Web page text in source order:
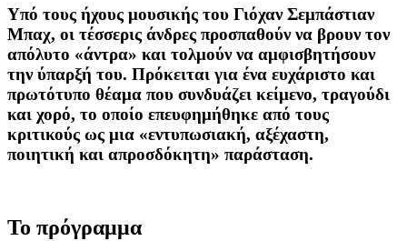
Υπό τους ήχους μουσικής του Γιόχαν Σεμπάστιαν
Μπαχ, οι τέσσερις άνδρες προσπαθούν να βρουν τον
απόλυτο «άντρα» και τολμούν να αμφισβητήσουν
την ύπαρξή του. Πρόκειται για ένα ευχάριστο και
πρωτότυπο θέαμα που συνδυάζει κείμενο, τραγούδι
και χορό, το οποίο επευφημήθηκε από τους
κριτικούς ως μια «εντυπωσιακή, αξέχαστη,
ποιητική και απροσδόκητη» παράσταση.
Το πρόγραμμα